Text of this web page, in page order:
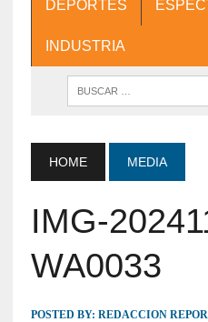
DEPORTES
INDUSTRIA
HOME MEDIA
IMG-
WA0033
POSTED BY: REDACCION